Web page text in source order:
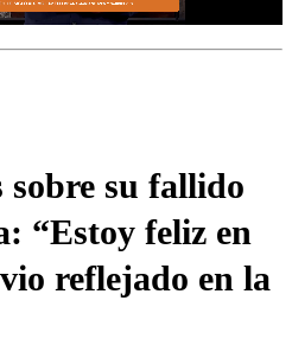
sobre su fallido
“Estoy feliz en
reflejado en la